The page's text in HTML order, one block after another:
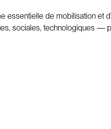
essentielle de mobilisation et
sociales, technologiques —